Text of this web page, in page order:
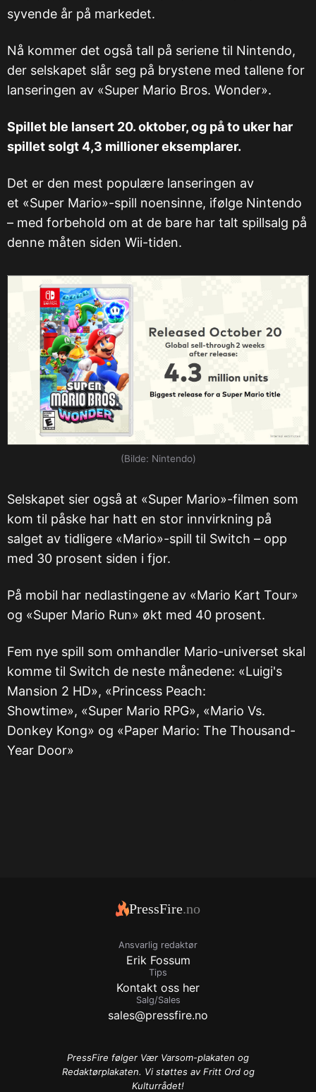
syvende år på markedet.
Nå kommer det også tall på seriene til Nintendo,
der selskapet slår seg på brystene med tallene for
lanseringen av «Super Mario Bros. Wonder».
Spillet ble lansert 20. oktober, og på to uker har
spillet solgt 4,3 millioner eksemplarer.
Det er den mest populære lanseringen av
et «Super Mario»-spill noensinne, ifølge Nintendo
– med forbehold om at de bare har talt spillsalg på
denne måten siden Wii-tiden.
(Bilde: Nintendo)
Selskapet sier også at «Super Mario»-filmen som
kom til påske har hatt en stor innvirkning på
salget av tidligere «Mario»-spill til Switch – opp
med 30 prosent siden i fjor.
På mobil har nedlastingene av «Mario Kart Tour»
og «Super Mario Run» økt med 40 prosent.
Fem nye spill som omhandler Mario-universet skal
komme til Switch de neste månedene: «Luigi's
Mansion 2 HD», «Princess Peach:
Showtime», «Super Mario RPG», «Mario Vs.
Donkey Kong» og «Paper Mario: The Thousand-
Year Door»
PressFire.no
Ansvarlig redaktør
Erik Fossum
Tips
Kontakt oss her
Salg/Sales
sales@pressfire.no
PressFire følger Vær Varsom-plakaten og
Redaktørplakaten. Vi støttes av Fritt Ord og
Kulturrådet!